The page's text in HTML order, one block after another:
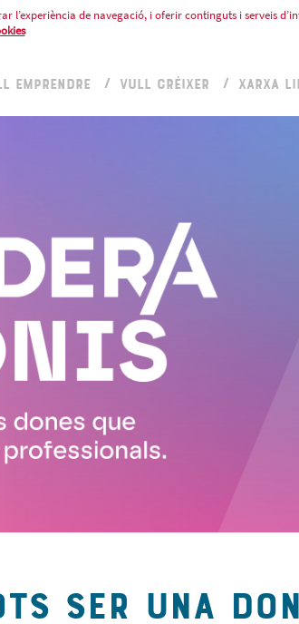
l’experiència de navegació, i oferir continguts i serveis
EMPRENDRE VULL CRÉIXER XARXA
SER UNA